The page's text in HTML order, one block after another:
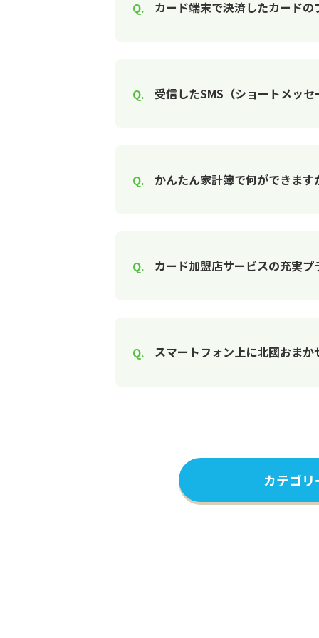
カード端末で決済したカード
受信したSMS（ショートメッ
かんたん家計簿で何ができます
カード加盟店サービスの充実
スマートフォン上に北國おま
カテゴ